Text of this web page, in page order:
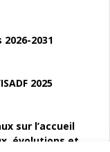
2031
2025
sur l’accueil
évolutions et